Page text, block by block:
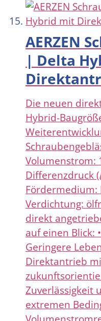
AERZEN
| Delta
Die neuen
Hybrid-
Volumenstrom:
Differenzdruck
Verdichtung:
direkt
auf einen Blick:
Geringere
Direktantrieb
Zuverlässigkeit
extremen